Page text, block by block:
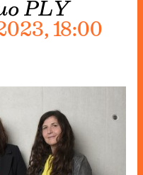
PLY
18:00